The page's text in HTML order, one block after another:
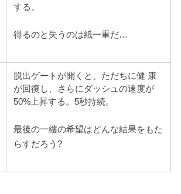
する。
得るのと失うのは紙一重だ…
脱出ゲートが開くと、ただちに健 康
が回復し、さらにダッシュの速度が
50%上昇する。5秒持続。
最後の一縷の希望はどんな結果をもた
らすだろう?